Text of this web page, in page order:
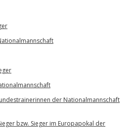
der Nationalmannschaft
bzw. Sieger im Europapokal der